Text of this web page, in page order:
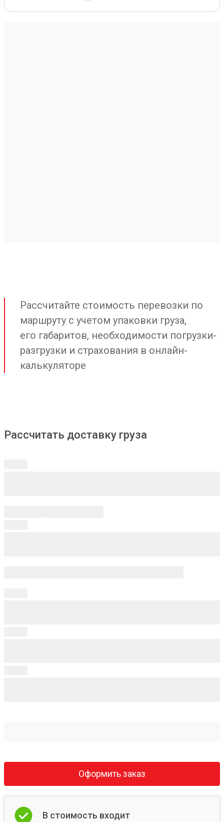
Рассчитайте стоимость перевозки по
маршруту с учетом упаковки груза,
его габаритов, необходимости погрузки-
разгрузки и страхования в онлайн-
калькуляторе
Рассчитать доставку груза
Оформить заказ
В стоимость входит